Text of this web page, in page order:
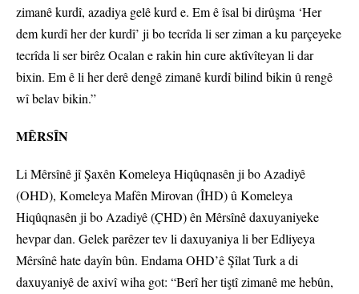
zimanê kurdî, azadiya gelê kurd e. Em ê îsal bi dirûşma ‘Her
dem kurdî her der kurdî’ ji bo tecrîda li ser ziman a ku parçeyeke
tecrîda li ser birêz Ocalan e rakin hin cure aktîvîteyan li dar
bixin. Em ê li her derê dengê zimanê kurdî bilind bikin û rengê
wî belav bikin.”
MÊRSÎN
Li Mêrsînê jî Şaxên Komeleya Hiqûqnasên ji bo Azadiyê
(OHD), Komeleya Mafên Mirovan (ÎHD) û Komeleya
Hiqûqnasên ji bo Azadiyê (ÇHD) ên Mêrsînê daxuyaniyeke
hevpar dan. Gelek parêzer tev li daxuyaniya li ber Edliyeya
Mêrsînê hate dayîn bûn. Endama OHD’ê Şîlat Turk a di
daxuyaniyê de axivî wiha got: “Berî her tiştî zimanê me hebûn,